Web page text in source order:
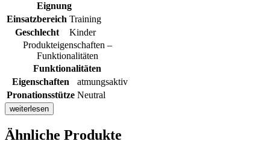
Eignung
Einsatzbereich Training
Geschlecht
Kinder
Produkteigenschaften –
Funktionalitäten
Funktionalitäten
Eigenschaften
atmungsaktiv
Pronationsstütze Neutral
weiterlesen
Ähnliche Produkte